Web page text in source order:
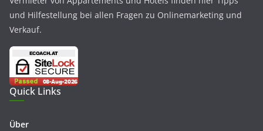
und Hilfestellung bei allen Fragen zu Onlinemarketing und
Verkauf.
Quick Links
Über